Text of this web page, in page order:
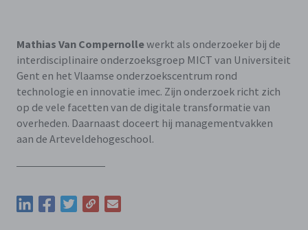
Mathias Van Compernollewerkt als onderzoeker bij de
interdisciplinaire onderzoeksgroep MICT van Universiteit
Gent en het Vlaamse onderzoekscentrum rond
technologie en innovatie imec. Zijn onderzoek richt zich
op de vele facetten van de digitale transformatie van
overheden. Daarnaast doceert hij managementvakken
aan de Arteveldehogeschool.
Deel deze update via LinkedIn
Deel deze update via Facebook
Deel deze update via Twitter
Kopieer de permalink van deze update
Deel deze update via e-mail